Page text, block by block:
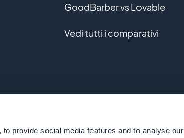
provide social media features and to analyse our
GoodBarber vs Lovable
Vedi tutti i comparativi